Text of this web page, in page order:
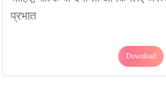
प्रभात
Download